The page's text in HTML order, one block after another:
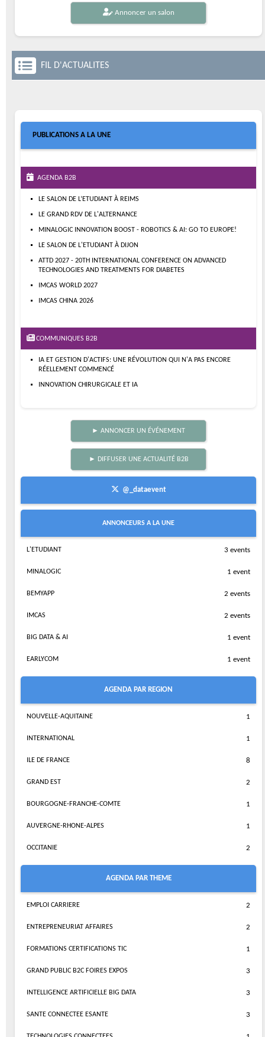
Annoncer un salon
FIL D'ACTUALITES
PUBLICATIONS A LA UNE
AGENDA B2B
LE SALON DE L’ETUDIANT À REIMS
LE GRAND RDV DE L'ALTERNANCE
MINALOGIC INNOVATION BOOST - ROBOTICS & AI: GO TO EUROPE!
LE SALON DE L'ETUDIANT À DIJON
ATTD 2027 - 20TH INTERNATIONAL CONFERENCE ON ADVANCED
TECHNOLOGIES AND TREATMENTS FOR DIABETES
IMCAS WORLD 2027
IMCAS CHINA 2026
COMMUNIQUES B2B
IA ET GESTION D'ACTIFS: UNE RÉVOLUTION QUI N'A PAS ENCORE
RÉELLEMENT COMMENCÉ
INNOVATION CHIRURGICALE ET IA
► ANNONCER UN ÉVÉNEMENT
► DIFFUSER UNE ACTUALITÉ B2B
@_dataevent
ANNONCEURS A LA UNE
L'ETUDIANT 3 events
MINALOGIC 1 event
BEMYAPP 2 events
IMCAS 2 events
BIG DATA & AI 1 event
EARLYCOM 1 event
AGENDA PAR REGION
NOUVELLE-AQUITAINE 1
INTERNATIONAL 1
ILE DE FRANCE 8
GRAND EST 2
BOURGOGNE-FRANCHE-COMTE 1
AUVERGNE-RHONE-ALPES 1
OCCITANIE 2
AGENDA PAR THEME
EMPLOI CARRIERE 2
ENTREPRENEURIAT AFFAIRES 2
FORMATIONS CERTIFICATIONS TIC 1
GRAND PUBLIC B2C FOIRES EXPOS 3
INTELLIGENCE ARTIFICIELLE BIG DATA 3
SANTE CONNECTEE ESANTE 3